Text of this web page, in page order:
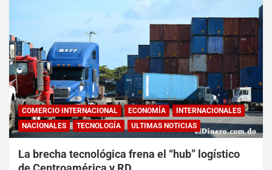
COMERCIO INTERNACIONAL ECONOMÍA
INTERNACIONALES
NACIONALES
TECNOLOGÍA ULTIMAS NOTICIAS
La brecha tecnológica frena el “hub” logístico